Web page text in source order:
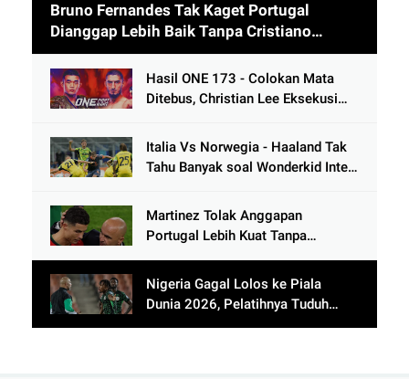
Bruno Fernandes Tak Kaget Portugal
Dianggap Lebih Baik Tanpa Cristiano
Ronaldo usai Cetak 9 Gol
Hasil ONE 173 - Colokan Mata
Ditebus, Christian Lee Eksekusi
Lutut
Italia Vs Norwegia - Haaland Tak
Tahu Banyak soal Wonderkid Inter
Martinez Tolak Anggapan
Portugal Lebih Kuat Tanpa
di Bawah Thailand
Nigeria Gagal Lolos ke Piala
Dunia 2026, Pelatihnya Tuduh
Lawan Pakai Dukun